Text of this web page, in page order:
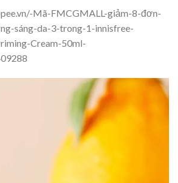
Mã-FMCGMALL-giảm-8-đơn-
sáng-da-3-trong-1-innisfree-
Cream-50ml-